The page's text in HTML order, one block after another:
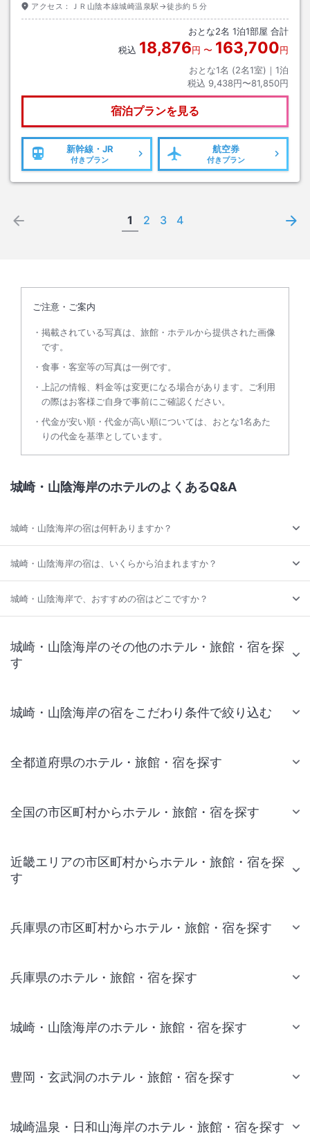
アクセス： ＪＲ山陰本線城崎温泉駅→徒歩約５分
おとな2名 1泊1部屋 合計
税込 18,876円 〜 163,700円
おとな1名 (2名1室)｜ 1泊
税込 9,438円〜81,850円
宿泊プランを見る
新幹線・JR
付きプラン
航空券
付きプラン
1 2 3 4
ご注意・ご案内
掲載されている写真は、旅館・ホテルから提供された画像
です。
食事・客室等の写真は一例です。
上記の情報、料金等は変更になる場合があります。ご利用
の際はお客様ご自身で事前にご確認ください。
代金が安い順・代金が高い順については、おとな1名あた
りの代金を基準としています。
城崎・山陰海岸のホテルのよくあるQ&A
城崎・山陰海岸の宿は何軒ありますか？
城崎・山陰海岸の宿は、いくらから泊まれますか？
城崎・山陰海岸で、おすすめの宿はどこですか？
城崎・山陰海岸のその他のホテル・旅館・宿を探
す
城崎・山陰海岸の宿をこだわり条件で絞り込む
全都道府県のホテル・旅館・宿を探す
全国の市区町村からホテル・旅館・宿を探す
近畿エリアの市区町村からホテル・旅館・宿を探
す
兵庫県の市区町村からホテル・旅館・宿を探す
兵庫県のホテル・旅館・宿を探す
城崎・山陰海岸のホテル・旅館・宿を探す
豊岡・玄武洞のホテル・旅館・宿を探す
城崎温泉・日和山海岸のホテル・旅館・宿を探す